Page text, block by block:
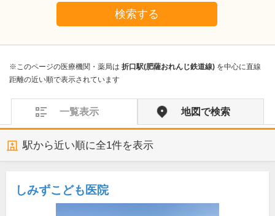
検索する
※このページの医療機関・薬局は 折口駅(肥薩おれんじ鉄道線) を中心に直線
距離の近い順で表示されています
一覧表示 地図で検索
駅から近い順に全1件を表示
しみずこども医院